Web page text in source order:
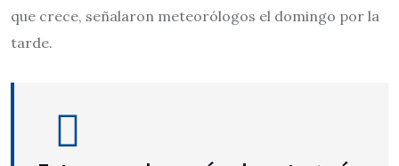
que crece, señalaron meteorólogos el domingo por la
tarde.